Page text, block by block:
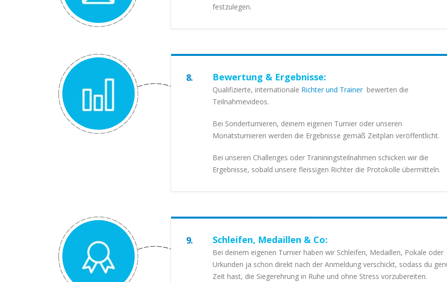
festzulegen.
8. Bewertung & Ergebnisse:
Qualifizierte, internationale Richter und Trainerbewerten die
Teilnahmevideos.
Bei Sonderturnieren, deinem eigenen Turnier oder unseren
Monatsturnieren werden die Ergebnisse gemäß Zeitplan veröffentlicht.
Bei unseren Challenges oder Traniningsteilnahmen schicken wir die
Ergebnisse, sobald unsere fleissigen Richter die Protokolle übermitteln.
9. Schleifen, Medaillen & Co:
Bei deinem eigenen Turnier haben wir Schleifen, Medaillen, Pokale oder
Urkunden ja schon direkt nach der Anmeldung verschickt, sodass du
Zeit hast, die Siegerehrung in Ruhe und ohne Stress vorzubereiten.